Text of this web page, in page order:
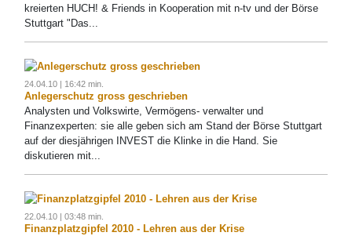
kreierten HUCH! & Friends in Kooperation mit n-tv und der Börse
Stuttgart "Das...
24.04.10 | 16:42 min.
Anlegerschutz gross geschrieben
Analysten und Volkswirte, Vermögens- verwalter und
Finanzexperten: sie alle geben sich am Stand der Börse Stuttgart
auf der diesjährigen INVEST die Klinke in die Hand. Sie
diskutieren mit...
22.04.10 | 03:48 min.
Finanzplatzgipfel 2010 - Lehren aus der Krise